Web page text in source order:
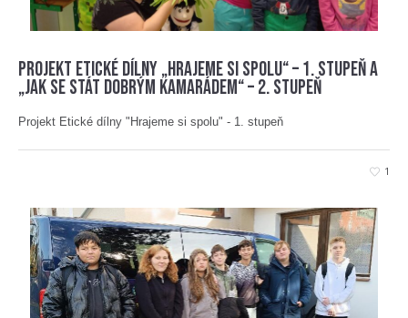
Projekt Etické dílny „Hrajeme si spolu“ – 1. stupeň a
„Jak se stát dobrým kamarádem“ – 2. stupeň
Projekt Etické dílny "Hrajeme si spolu" - 1. stupeň
1